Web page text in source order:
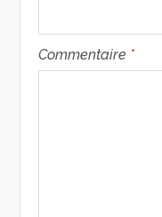
Commentaire *